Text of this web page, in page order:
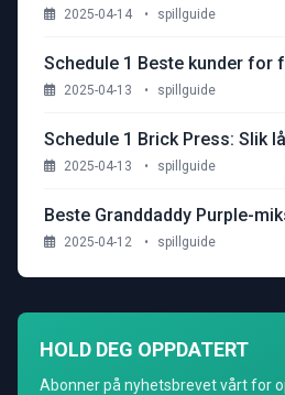
2025-04-14 • spillguide
Schedule 1 Beste kunder for
2025-04-13 • spillguide
2025-04-13 • spillguide
Beste Granddaddy Purple-
2025-04-12 • spillguide
HOLD DEG OPPDATERT
Abonner på nyhetsbrevet vårt for